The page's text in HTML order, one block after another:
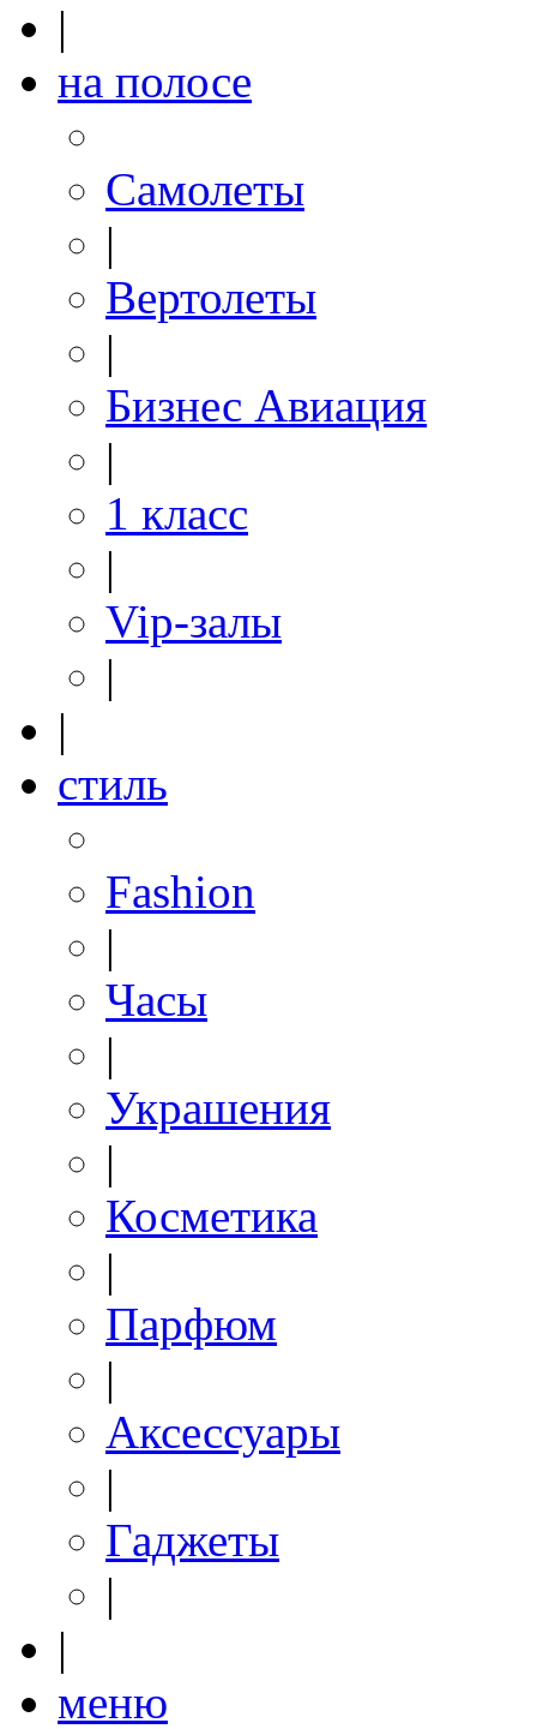
|
на полосе
Самолеты
|
Вертолеты
|
Бизнес Авиация
|
1 класс
|
Vip-залы
|
|
стиль
Fashion
|
Часы
|
Украшения
|
Косметика
|
Парфюм
|
Аксессуары
|
Гаджеты
|
|
меню